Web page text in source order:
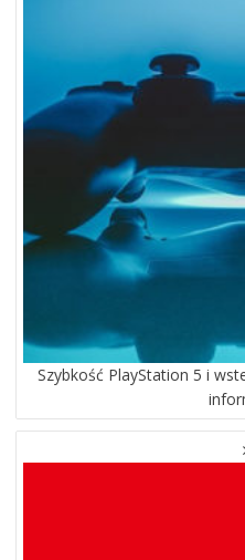
Szybkość PlayStation 5 i